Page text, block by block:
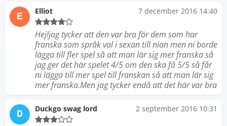
E Elliot 7 december 2016 14:40
Hej!jag tycker att den var bra för dem som har
franska som språk val i sexan till nian men ni borde
lägga till fler spel så att man lär sig mer franska så
jag ger det här spelet 4/5 om den ska få 5/5 så får
ni lägga till mer spel till franskan så att man lär sig
mer franska.Men jag tycker endå att det här var bra
D Duckgo swag lord 2 september 2016 10:31